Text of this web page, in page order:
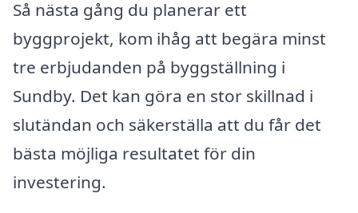
Så nästa gång du planerar ett
byggprojekt, kom ihåg att begära minst
tre erbjudanden på byggställning i
Sundby. Det kan göra en stor skillnad i
slutändan och säkerställa att du får det
bästa möjliga resultatet för din
investering.